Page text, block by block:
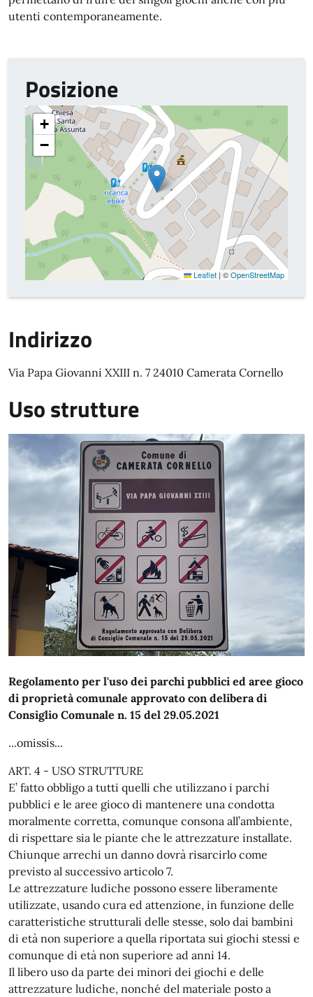
utenti contemporaneamente.
Posizione
+
−
Leaflet | ©OpenStreetMap
Indirizzo
Via Papa Giovanni XXIII n. 7 24010 Camerata Cornello
Uso strutture
Regolamento per l'uso dei parchi pubblici ed aree gioco
di proprietà comunale approvato con delibera di
Consiglio Comunale n. 15 del 29.05.2021
...omissis...
ART. 4 - USO STRUTTURE
E’ fatto obbligo a tutti quelli che utilizzano i parchi
pubblici e le aree gioco di mantenere una condotta
moralmente corretta, comunque consona all’ambiente,
di rispettare sia le piante che le attrezzature installate.
Chiunque arrechi un danno dovrà risarcirlo come
previsto al successivo articolo 7.
Le attrezzature ludiche possono essere liberamente
utilizzate, usando cura ed attenzione, in funzione delle
caratteristiche strutturali delle stesse, solo dai bambini
di età non superiore a quella riportata sui giochi stessi e
comunque di età non superiore ad anni 14.
Il libero uso da parte dei minori dei giochi e delle
attrezzature ludiche, nonché del materiale posto a